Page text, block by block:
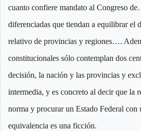
cuanto confiere mandato al Congreso
diferenciadas que tiendan a equilibrar el
relativo de provincias y regiones….
constitucionales sólo contemplan dos
decisión, la nación y las provincias y
intermedia, y es concreto al decir que la
norma y procurar un Estado Federal con
equivalencia es una ficción.